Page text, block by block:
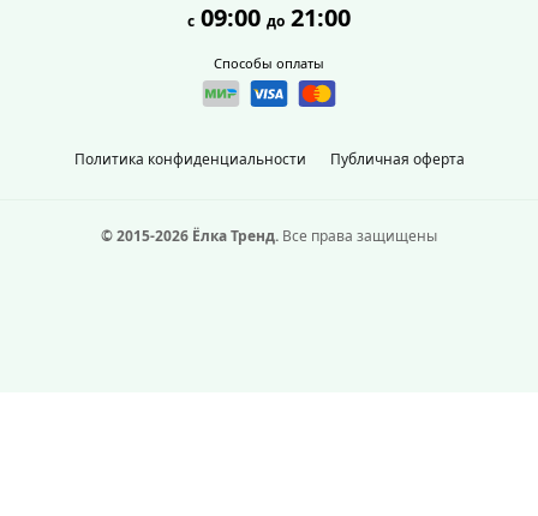
Политика конфиденциальности Публичная оферта
с 09:00 до 21:00
Способы оплаты
© 2015-2026 Ёлка Тренд. Все права защищены